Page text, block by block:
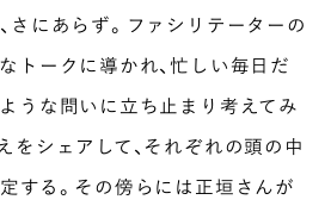
さにあらず。ファシリテーターの
トークに導かれ、忙しい毎日だ
うな問いに立ち止まり考えてみ
をシェアして、それぞれの頭の中
する。その傍らには正垣さんが